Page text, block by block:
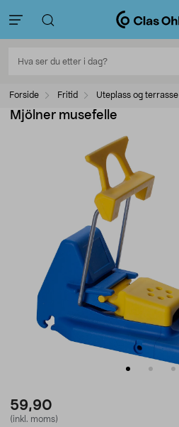
Forside Fritid Uteplass og terrasse
Mjölner musefelle
59,90
(inkl. moms)